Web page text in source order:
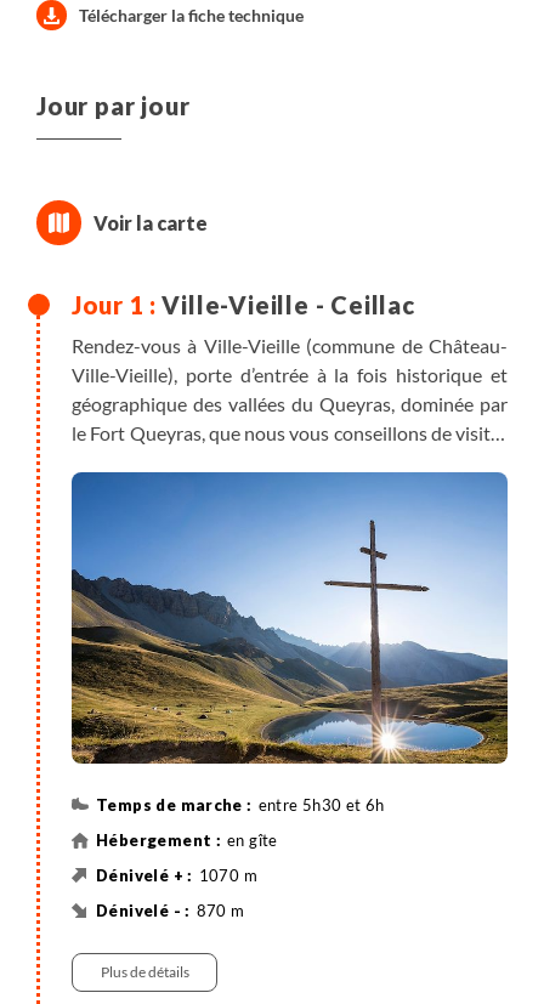
Télécharger la fiche technique
Jour par jour
Ville-Vieille - Ceillac
Rendez-vous à Ville-Vieille (commune de Château-
Ville-Vieille), porte d’entrée à la fois historique et
géographique des vallées du Queyras, dominée par
le Fort Queyras, que nous vous conseillons de visiter
indiquera l’endroit où vous pourrez les entreposer.
Par un splendide itinéraire à travers le massif
forestier et pastoral du sommet Bûcher, vous
rejoignez le col Fromage (2300m) puis le village
animé de Ceillac (1640m), niché au cœur de la vallée
du Cristillan.
Nuit à Ceillac.
Variante : possibilité de rejoindre un ancien poste
entre 5h30 et 6h
en gîte
1070 m
870 m
Plus de détails